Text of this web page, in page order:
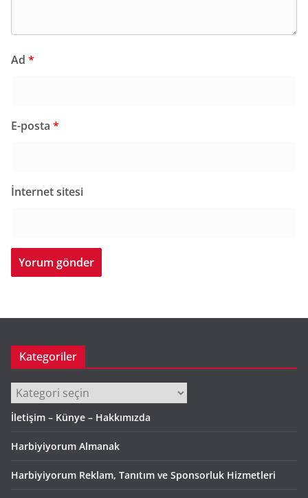
Ad *
E-posta *
İnternet sitesi
Kategoriler
Kategoriler
İletişim – Künye – Hakkımızda
Harbiyiyorum Almanak
Harbiyiyorum Reklam, Tanıtım ve Sponsorluk Hizmetleri